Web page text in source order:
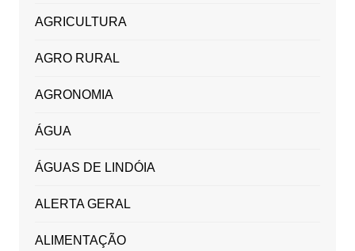
AGRICULTURA
AGRO RURAL
AGRONOMIA
ÁGUA
ÁGUAS DE LINDÓIA
ALERTA GERAL
ALIMENTAÇÃO